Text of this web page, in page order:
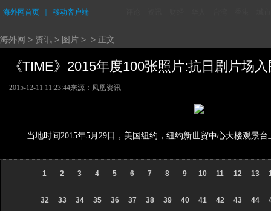
海外网首页 移动客户端
海外网 > 资讯 > 图片 > > 正文
《TIME》2015年度100张照片:抗日剧片场
2015-12-11 11:23:44来源：凤凰资讯
当地时间2015年5月29日，美国纽约，纽约新世贸中心大楼观景
1 2 3 4 5 6 7 8 9 10 11 12 13
32 33 34 35 36 37 38 39 40 41 42 43 44